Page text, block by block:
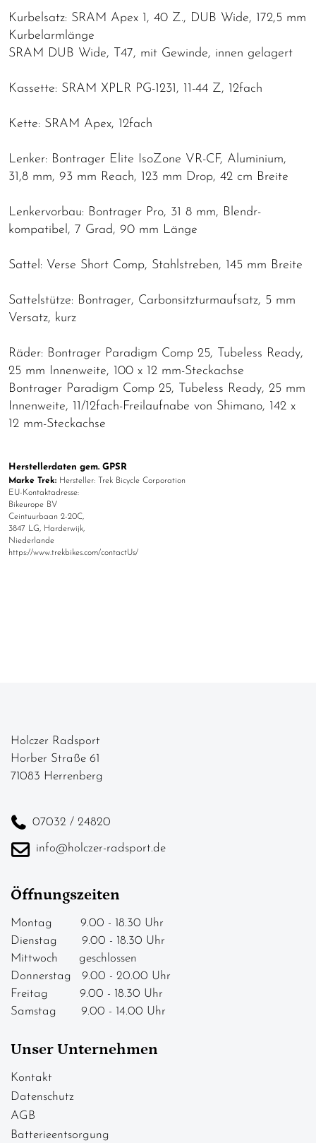
Kurbelsatz: SRAM Apex 1, 40 Z., DUB Wide, 172,5 mm
Kurbelarmlänge
SRAM DUB Wide, T47, mit Gewinde, innen gelagert
Kassette: SRAM XPLR PG-1231, 11-44 Z, 12fach
Kette: SRAM Apex, 12fach
Lenker: Bontrager Elite IsoZone VR-CF, Aluminium,
31,8 mm, 93 mm Reach, 123 mm Drop, 42 cm Breite
Lenkervorbau: Bontrager Pro, 31 8 mm, Blendr-
kompatibel, 7 Grad, 90 mm Länge
Sattel: Verse Short Comp, Stahlstreben, 145 mm Breite
Sattelstütze: Bontrager, Carbonsitzturmaufsatz, 5 mm
Versatz, kurz
Räder: Bontrager Paradigm Comp 25, Tubeless Ready,
25 mm Innenweite, 100 x 12 mm-Steckachse
Bontrager Paradigm Comp 25, Tubeless Ready, 25 mm
Innenweite, 11/12fach-Freilaufnabe von Shimano, 142 x
12 mm-Steckachse
Herstellerdaten gem. GPSR
Marke Trek: Hersteller: Trek Bicycle Corporation
EU-Kontaktadresse:
Bikeurope BV
Ceintuurbaan 2-20C,
3847 LG, Harderwijk,
Niederlande
https://www.trekbikes.com/contactUs/
Holczer Radsport
Horber Straße 61
71083 Herrenberg
07032 / 24820
info@holczer-radsport.de
Öffnungszeiten
Montag 9.00 - 18.30 Uhr
Dienstag 9.00 - 18.30 Uhr
Mittwoch geschlossen
Donnerstag 9.00 - 20.00 Uhr
Freitag 9.00 - 18.30 Uhr
Samstag 9.00 - 14.00 Uhr
Unser Unternehmen
Kontakt
Datenschutz
AGB
Batterieentsorgung